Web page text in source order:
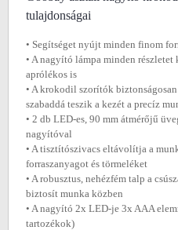
tulajdonságai
• Segítséget nyújt minden finom
• A nagyító lámpa minden
aprólékos is
• A krokodil szorítók
szabaddá teszik a kezét a precíz
• 2 db LED-es, 90 mm átmérőjű
nagyítóval
• A tisztítószivacs eltávolítja a
forraszanyagot és törmeléket
• A robusztus, nehézfém talp a
biztosít munka közben
• A nagyító 2x LED-je 3x AAA
tartozékok)